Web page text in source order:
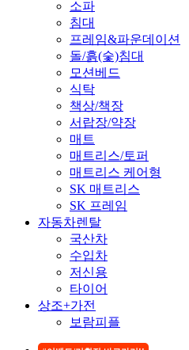
소파
침대
프레임&파운데이션
돌/흙(숯)침대
모션베드
식탁
책상/책장
서랍장/약장
매트
매트리스/토퍼
매트리스 케어형
SK 매트리스
SK 프레임
자동차렌탈
국산차
수입차
저신용
타이어
상조+가전
보람피플